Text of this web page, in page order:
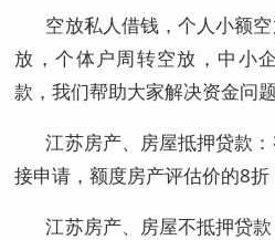
空放私人借钱，个人小额
放，个体户周转空放，中小
款，我们帮助大家解决资金问题
江苏房产、房屋抵押贷款
接申请，额度房产评估价的8折
江苏房产、房屋不抵押贷